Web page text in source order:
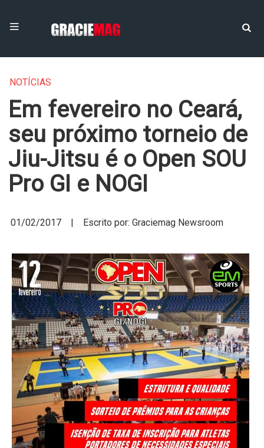
NOTÍCIAS
Em fevereiro no Ceará,
seu próximo torneio de
Jiu-Jitsu é o Open SOU
Pro GI e NOGI
01/02/2017 | Escrito por: Graciemag Newsroom